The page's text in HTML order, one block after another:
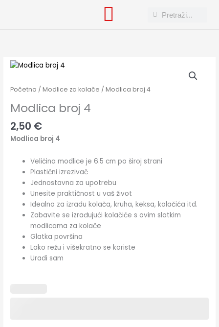
Search
Search
Početna /Modlice za kolače / Modlica broj 4
Modlica broj 4
2,50 €
Modlica broj 4
Veličina modlice je 6.5 cm po široj strani
Plastični izrezivač
Jednostavna za upotrebu
Unesite praktičnost u vaš život
Idealno za izradu kolača, kruha, keksa, kolačića itd.
Zabavite se izrađujući kolačiće s ovim slatkim
modlicama za kolače
Glatka površina
Lako režu i višekratno se koriste
Uradi sam
Modlica
4